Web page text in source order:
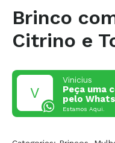
Brinco
Citrino e
Vinicius
Peça uma
pelo
Estamos Aqui.